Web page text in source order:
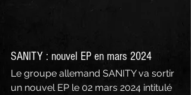
SANITY : nouvel EP en mars 2024
Le groupe allemand SANITY va sortir
un nouvel EP le 02 mars 2024 intitulé